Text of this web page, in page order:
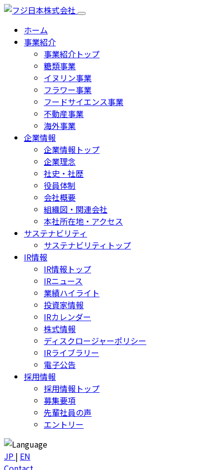
ホーム
事業紹介
事業紹介トップ
糖類事業
イヌリン事業
フラワー事業
フードサイエンス事業
不動産事業
海外事業
企業情報
企業情報トップ
企業理念
社史・社歴
役員体制
会社概要
組織図・関連会社
本社所在地・アクセス
サステナビリティ
サステナビリティトップ
IR情報
IR情報トップ
IRニュース
業績ハイライト
投資家情報
IRカレンダー
株式情報
ディスクロージャーポリシー
IRライブラリー
電子公告
採用情報
採用情報トップ
募集要項
先輩社員の声
エントリー
JP | EN